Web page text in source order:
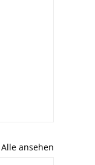
Alle ansehen